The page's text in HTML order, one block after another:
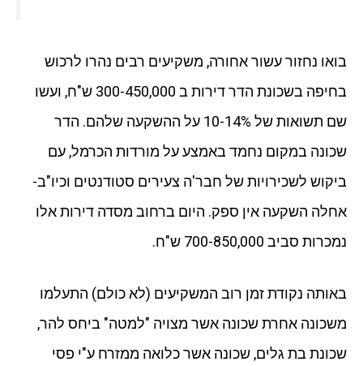
בואו נחזור עשור אחורה, משקיעים רבים נהרו לרכוש
בחיפה בשכונת הדר דירות ב 300-450,000 ש"ח, ועשו
שם תשואות של 10-14% על ההשקעה שלהם. הדר
שכונה במקום נחמד באמצע על מורדות הכרמל, עם
ביקוש לשכירויות של חבר'ה צעירים סטודנטים וכיו"ב-
אחלה השקעה אין ספק. היום ברחוב מסדה דירות אלו
נמכרות סביב 700-850,000 ש"ח.
באותה נקודת זמן רוב המשקיעים (לא כולם) התעלמו
משכונה אחרת שכונה אשר מצויה "למטה" ביחס להר,
שכונת בת גלים, שכונה אשר כלואה ממזרח ע"י פסי